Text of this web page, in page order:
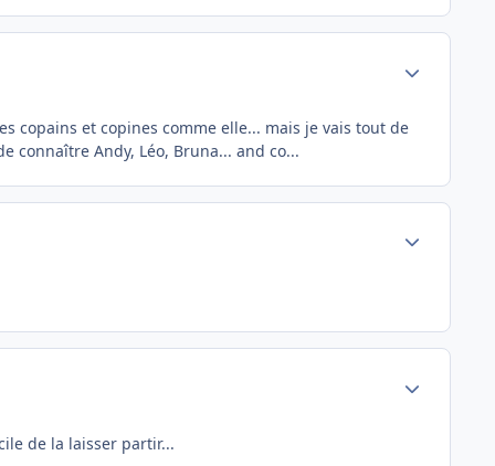
copains et copines comme elle... mais je vais tout de
connaître Andy, Léo, Bruna... and co...
de la laisser partir...